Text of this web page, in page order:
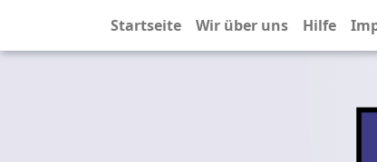
Startseite Wir über uns Hilfe